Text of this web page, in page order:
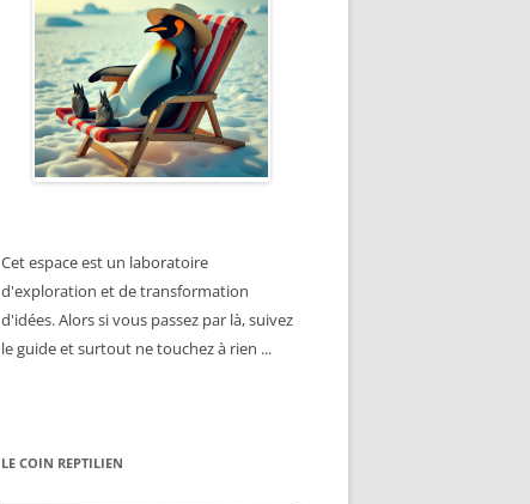
Cet espace est un laboratoire
d'exploration et de transformation
d'idées. Alors si vous passez par là, suivez
le guide et surtout ne touchez à rien ...
LE COIN REPTILIEN